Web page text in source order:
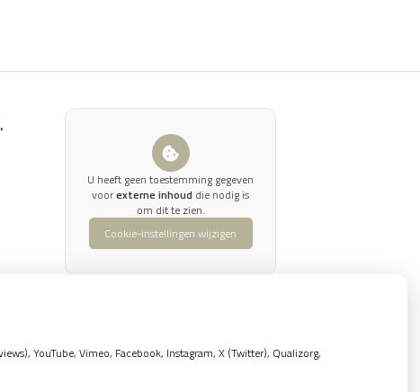
U heeft geen toestemming gegeven
voorexterne inhoud die nodig is
om dit te zien.
Cookie-instellingen wijzigen
YouTube, Vimeo, Facebook, Instagram, X (Twitter), Qualizorg,